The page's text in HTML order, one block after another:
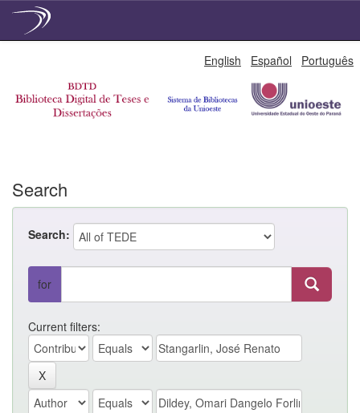
English Español Português
Search
Search:
for
Current filters: